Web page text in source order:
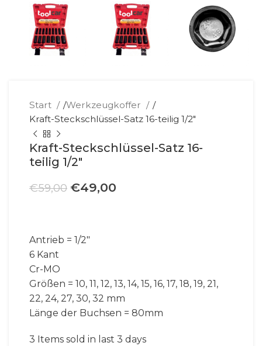
Start /Werkzeugkoffer
/
Kraft-Steckschlüssel-Satz 16-teilig 1/2″
Kraft-Steckschlüssel-Satz 16-
teilig 1/2″
€59,00 Ursprünglicher
€49,00
Antrieb = 1/2″
6 Kant
Cr-MO
Größen = 10, 11, 12, 13, 14, 15, 16, 17, 18, 19, 21,
22, 24, 27, 30, 32 mm
Länge der Buchsen = 80mm
3 Items sold in last 3 days